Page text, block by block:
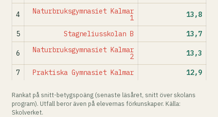
4 Naturbruksgymnasiet Kalmar
1 13,8
5 Stagneliusskolan B 13,7
6 Naturbruksgymnasiet Kalmar
2 13,3
7 Praktiska Gymnasiet Kalmar 12,9
Rankat på snitt-betygspoäng (senaste läsåret, snitt över skolans
program). Utfall beror även på elevernas förkunskaper. Källa:
Skolverket.